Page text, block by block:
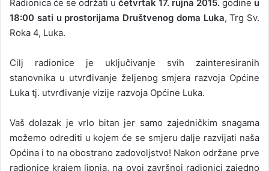
Radionica će se održati u četvrtak 17. rujna 2015. godine u
18:00 sati u prostorijama Društvenog doma Luka, Trg Sv.
Roka 4, Luka.
Cilj radionice je uključivanje svih zainteresiranih
stanovnika u utvrđivanje željenog smjera razvoja Općine
Luka tj. utvrđivanje vizije razvoja Općine Luka.
Vaš dolazak je vrlo bitan jer samo zajedničkim snagama
možemo odrediti u kojem će se smjeru dalje razvijati naša
Općina i to na obostrano zadovoljstvo! Nakon održane prve
radionice krajem lipnja, na ovoj završnoj radionici zajedno